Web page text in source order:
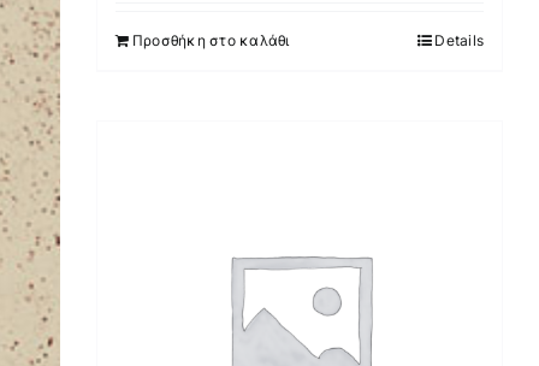
Προσθήκη στο καλάθι Details